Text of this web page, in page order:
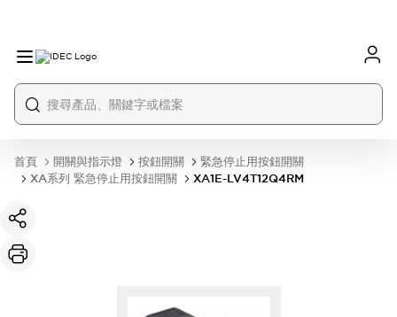
首頁 開關與指示燈 按鈕開關
緊急停止用按鈕開關
XA系列 緊急停止用按鈕開關
XA1E-LV4T12Q4RM